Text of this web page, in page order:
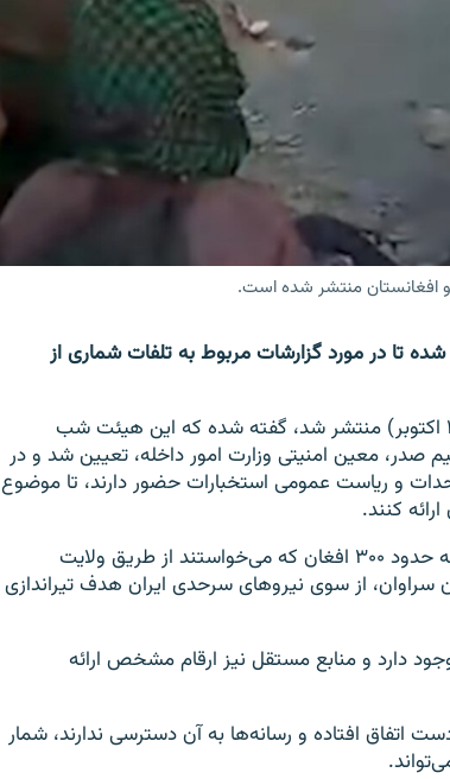
افغانستان منتشر شده است.
تا در مورد گزارشات مربوط به تلفات شماری از
در اعلامیۀ دفتر سخنگوی حکومت طالبان که امروز (۱۷ اکتوبر) منتشر شد، گفته شده که این هیئت شب
صدر، معین امنیتی وزارت امور داخله، تعیین شد و در
و ریاست عمومی استخبارات حضور دارند، تا موضوع
کنند.
براساس گزارش سازمان حقوق بشر ایران، شب یک‌شنبه حدود ۳۰۰ افغان که می‌خواستند از طریق ولایت
سراوان، از سوی نیروهای سرحدی ایران هدف تیراندازی
دارد و منابع مستقل نیز ارقام مشخص ارائه
اتفاق افتاده و رسانه‌ها به آن دسترسی ندارند، شمار